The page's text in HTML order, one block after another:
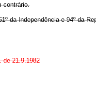
contrário.
da Independência e 94º da
de 21.9.1982